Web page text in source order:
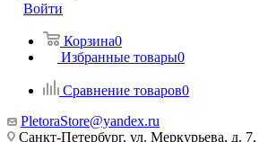
Войти
Корзина0
Избранные товары0
Сравнение товаров0
PletoraStore@yandex.ru
Санкт-Петербург, ул. Меркурьева, д. 7,